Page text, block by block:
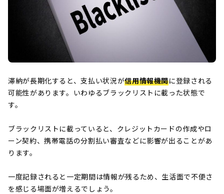
滞納が長期化すると、支払い状況が信用情報機関に登録される
可能性があります。いわゆるブラックリストに載った状態で
す。
ブラックリストに載っていると、クレジットカードの作成やロ
ーン契約、携帯電話の分割払い審査などに影響が出ることがあ
ります。
一度記録されると一定期間は情報が残るため、生活面で不便さ
を感じる場面が増えるでしょう。